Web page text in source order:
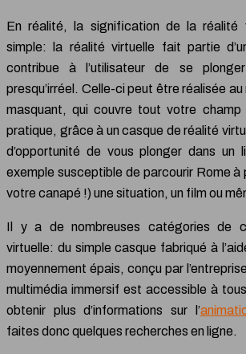
En réalité, la signification de la réalité
simple: la réalité virtuelle fait partie
contribue à l’utilisateur de se
presqu’irréel. Celle-ci peut être réalisée au
masquant, qui couvre tout votre
pratique, grâce à un casque de réalité
d’opportunité de vous plonger dans un
exemple susceptible de parcourir Rome
votre canapé !) une situation, un film ou
Il y a de nombreuses catégories de
virtuelle: du simple casque fabriqué à
moyennement épais, conçu par
multimédia immersif est accessible à
obtenir plus d’informations sur l’
faites donc quelques recherches en ligne.